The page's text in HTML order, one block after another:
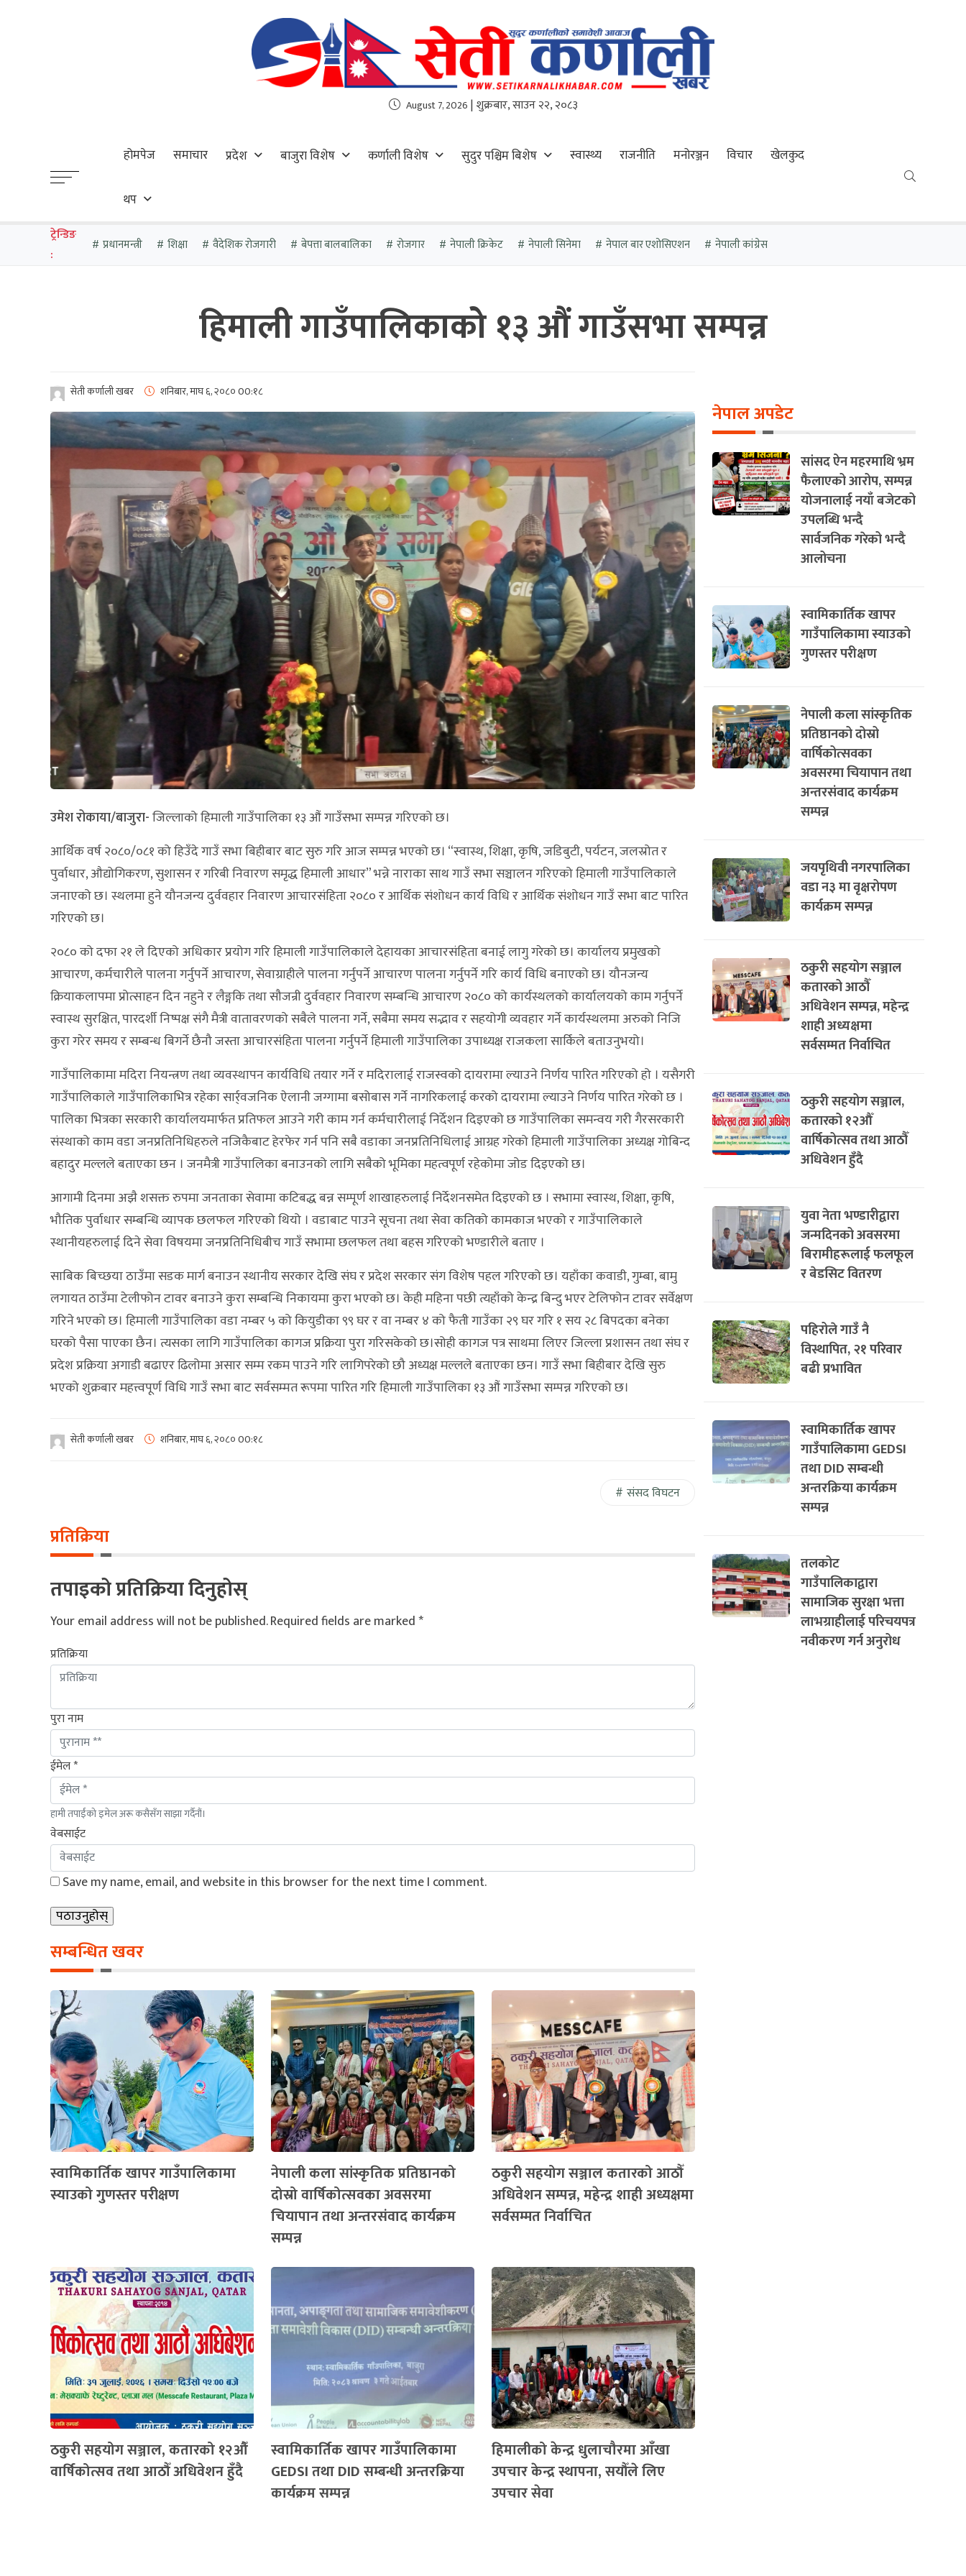
August 7, 2026 | शुक्रबार, साउन २२, २०८३
होमपेज समाचार प्रदेश बाजुरा विशेष कर्णाली विशेष सुदुर पश्चिम बिशेष स्वास्थ्य राजनीति मनोरञ्जन विचार खेलकुद
थप
ट्रेन्डिङ
:
प्रधानमन्त्री शिक्षा वैदेशिक रोजगारी बेपत्ता बालबालिका रोजगार नेपाली क्रिकेट नेपाली सिनेमा नेपाल बार एशोसिएशन नेपाली कांग्रेस
हिमाली गाउँपालिकाको १३ औं गाउँसभा सम्पन्न
सेती कर्णाली खबर शनिबार, माघ ६, २०८०00:१८
उमेश रोकाया/बाजुरा-जिल्लाको हिमाली गाउँपालिका १३ औं गाउँसभा सम्पन्न गरिएको छ।
आर्थिक वर्ष २०८०/०८१ को हिउँदे गाउँ सभा बिहीबार बाट सुरु गरि आज सम्पन्न भएको छ। “स्वास्थ, शिक्षा, कृषि, जडिबुटी, पर्यटन, जलस्रोत र
पुर्वाधार, औद्योगिकरण, सुशासन र गरिबी निवारण समृद्ध हिमाली आधार” भन्ने नाराका साथ गाउँ सभा सञ्चालन गरिएको हिमाली गाउँपालिकाले
जनाएको छ। स्थलमा हुने यौनजन्य दुर्ववहार निवारण आचारसंहिता २०८० र आर्थिक संशोधन कार्य विधि र आर्थिक संशोधन गाउँ सभा बाट पारित
गरिएको छ।
२०८० को दफा २१ ले दिएको अधिकार प्रयोग गरि हिमाली गाउँपालिकाले देहायका आचारसंहिता बनाई लागु गरेको छ। कार्यालय प्रमुखको
आचारण, कर्मचारीले पालना गर्नुपर्ने आचारण, सेवाग्राहीले पालना गर्नुपर्ने आचारण पालना गर्नुपर्ने गरि कार्य विधि बनाएको छ। यौनजन्य
क्रियाकलापमा प्रोत्साहन दिन नहुने र लैङ्गकि तथा सौजन्री दुर्ववहार निवारण सम्बन्धि आचारण २०८० को कार्यस्थलको कार्यालयको काम गर्नुपर्ने
स्वास्थ सुरक्षित, पारदर्शी निष्पक्ष संगै मैत्री वातावरणको सबैले पालना गर्ने, सबैमा समय सद्भाव र सहयोगी व्यवहार गर्ने कार्यस्थलमा अरुको निजि
कुरा गरेर समय र सम्बन्ध बिगर्ने छैनौ जस्ता आचारसंहिता पालना गर्नुपर्ने हिमाली गाउँपालिका उपाध्यक्ष राजकला सार्किले बताउनुभयो।
गाउँपालिकामा मदिरा नियन्त्रण तथा व्यवस्थापन कार्यविधि तयार गर्ने र मदिरालाई राजस्वको दायरामा ल्याउने निर्णय पारित गरिएको हो । यसैगरी
गाउँपालिकाले गाउँपालिकाभित्र रहेका सार्र्वजनिक ऐलानी जग्गामा बसोबास गर्ने नागरिकलाई करको दायरामा ल्याउने निर्णय पारित गरेको छ ।
पालिका भित्रका सरकारी कार्यालयमार्फत प्रतिफल आउने गरी काम गर्न कर्मचारीलाई निर्देशन दिइएको छ गाउँपालिका समन्वय गरी गैरसरकारी
संस्थाको काम वडा जनप्रतिनिधिहरुले नजिकैबाट हेरफेर गर्न पनि सबै वडाका जनप्रतिनिधिलाई आग्रह गरेको हिमाली गाउँपालिका अध्यक्ष गोबिन्द
बहादुर मल्लले बताएका छन । जनमैत्री गाउँपालिका बनाउनको लागि सबैको भूमिका महत्वपूर्ण रहेकोमा जोड दिइएको छ।
आगामी दिनमा अझै शसक्त रुपमा जनताका सेवामा कटिबद्ध बन्न सम्पूर्ण शाखाहरुलाई निर्देशनसमेत दिइएको छ । सभामा स्वास्थ, शिक्षा, कृषि,
भौतिक पुर्वाधार सम्बन्धि व्यापक छलफल गरिएको थियो । वडाबाट पाउने सूचना तथा सेवा कतिको कामकाज भएको र गाउँपालिकाले
स्थानीयहरुलाई दिने सेवा विषयमा जनप्रतिनिधिबीच गाउँ सभामा छलफल तथा बहस गरिएको भण्डारीले बताए ।
साबिक बिच्छया ठाउँमा सडक मार्ग बनाउन स्थानीय सरकार देखि संघ र प्रदेश सरकार संग विशेष पहल गरिएको छ। यहाँका कवाडी, गुम्बा, बामु
लगायत ठाउँमा टेलीफोन टावर बनाउने कुरा सम्बन्धि निकायमा कुरा भएको छ। केही महिना पछी त्यहाँको केन्द्र बिन्दु भएर टेलिफोन टावर सर्वेक्षण
गरिने भएको छ। हिमाली गाउँपालिका वडा नम्बर ५ को कियुडीका ९९ घर र वा नम्बर ४ को फैती गाउँका २९ घर गरि १ सय २८ बिपदका बनेका
घरको पैसा पाएका छैन। त्यसका लागि गाउँपालिका कागज प्रक्रिया पुरा गरिसकेको छ।सोही कागज पत्र साथमा लिएर जिल्ला प्रशासन तथा संघ र
प्रदेश प्रक्रिया अगाडी बढाएर ढिलोमा असार सम्म रकम पाउने गरि लागिपरेको छौ अध्यक्ष मल्लले बताएका छन। गाउँ सभा बिहीबार देखि सुरु
भएको शुक्रबार महत्त्वपूर्ण विधि गाउँ सभा बाट सर्वसम्मत रूपमा पारित गरि हिमाली गाउँपालिका १३ औं गाउँसभा सम्पन्न गरिएको छ।
सेती कर्णाली खबर शनिबार, माघ ६, २०८०00:१८
संसद विघटन
प्रतिक्रिया
तपाइको प्रतिक्रिया दिनुहोस्
Your email address will not be published.Required fields are marked*
प्रतिक्रिया
पुरा नाम
ईमेल *
हामी तपाईंको इमेल अरू कसैसँग साझा गर्दैनौं।
वेबसाईट
Save my name, email, and website in this browser for the next time I comment.
सम्बन्धित खवर
स्वामिकार्तिक खापर गाउँपालिकामा
स्याउको गुणस्तर परीक्षण
नेपाली कला सांस्कृतिक प्रतिष्ठानको
दोस्रो वार्षिकोत्सवका अवसरमा
चियापान तथा अन्तरसंवाद कार्यक्रम
सम्पन्न
ठकुरी सहयोग सञ्जाल कतारको आठौँ
अधिवेशन सम्पन्न, महेन्द्र शाही अध्यक्षमा
सर्वसम्मत निर्वाचित
ठकुरी सहयोग सञ्जाल, कतारको १२औँ
वार्षिकोत्सव तथा आठौँ अधिवेशन हुँदै
स्वामिकार्तिक खापर गाउँपालिकामा
GEDSI तथा DID सम्बन्धी अन्तरक्रिया
कार्यक्रम सम्पन्न
हिमालीको केन्द्र धुलाचौरमा आँखा
उपचार केन्द्र स्थापना, सयौँले लिए
उपचार सेवा
नेपाल अपडेट
सांसद ऐन महरमाथि भ्रम
फैलाएको आरोप, सम्पन्न
योजनालाई नयाँ बजेटको
उपलब्धि भन्दै
सार्वजनिक गरेको भन्दै
आलोचना
स्वामिकार्तिक खापर
गाउँपालिकामा स्याउको
गुणस्तर परीक्षण
नेपाली कला सांस्कृतिक
प्रतिष्ठानको दोस्रो
वार्षिकोत्सवका
अवसरमा चियापान तथा
अन्तरसंवाद कार्यक्रम
सम्पन्न
जयपृथिवी नगरपालिका
वडा न३ मा वृक्षरोपण
कार्यक्रम सम्पन्न
ठकुरी सहयोग सञ्जाल
कतारको आठौँ
अधिवेशन सम्पन्न, महेन्द्र
शाही अध्यक्षमा
सर्वसम्मत निर्वाचित
ठकुरी सहयोग सञ्जाल,
कतारको १२औँ
वार्षिकोत्सव तथा आठौँ
अधिवेशन हुँदै
युवा नेता भण्डारीद्वारा
जन्मदिनको अवसरमा
बिरामीहरूलाई फलफूल
र बेडसिट वितरण
पहिरोले गाउँ नै
विस्थापित, २१ परिवार
बढी प्रभावित
स्वामिकार्तिक खापर
गाउँपालिकामा GEDSI
तथा DID सम्बन्धी
अन्तरक्रिया कार्यक्रम
सम्पन्न
तलकोट
गाउँपालिकाद्वारा
सामाजिक सुरक्षा भत्ता
लाभग्राहीलाई परिचयपत्र
नवीकरण गर्न अनुरोध